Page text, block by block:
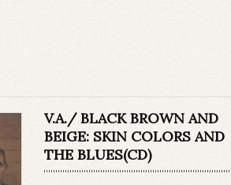
V.A./ BLACK BROWN AND
BEIGE: SKIN COLORS AND
THE BLUES(CD)